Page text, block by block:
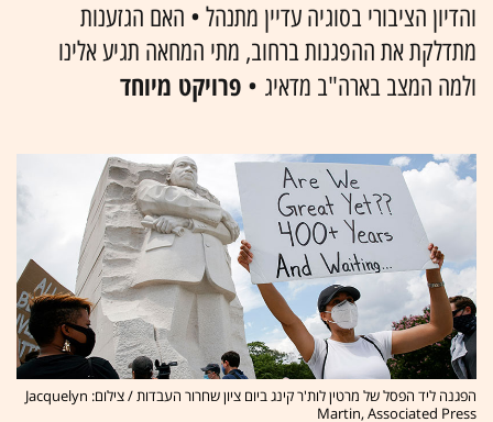
והדיון הציבורי בסוגיה עדיין מתנהל • האם הגזענות
מתדלקת את ההפגנות ברחוב, מתי המחאה תגיע אלינו
ולמה המצב בארה"ב מדאיג • פרויקט מיוחד
הפגנה ליד הפסל של מרטין לות'ר קינג ביום ציון שחרור העבדות / צילום: Jacquelyn
Martin, Associated Press